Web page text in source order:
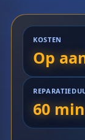
KOSTEN
Op
60 min